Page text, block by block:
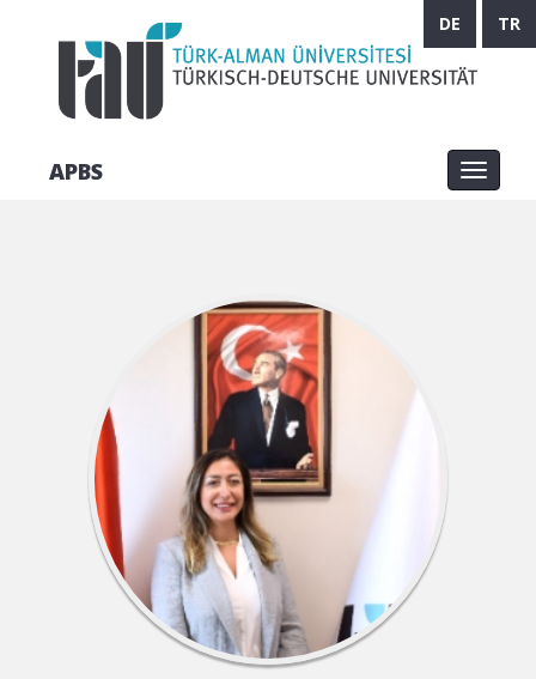
TR
DE
APBS